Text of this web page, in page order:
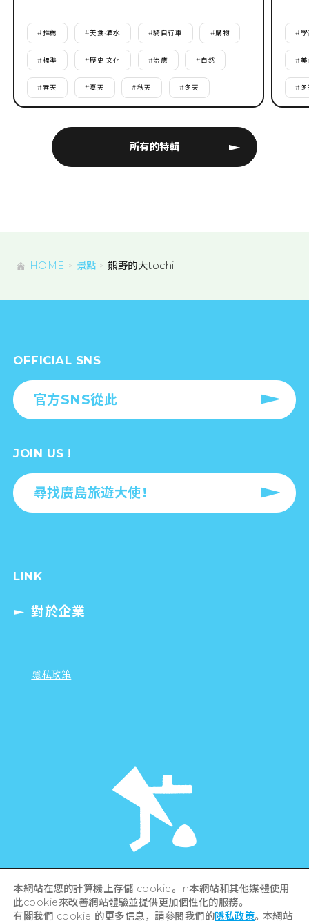
所有的特輯
#推薦 #美食·酒水 #騎自行車 #購物
#標準 #歷史·文化 #治癒 #自然
#春天 #夏天 #秋天 #冬天
# 學
#美
#冬
HOME 景點 熊野的大tochi
OFFICIAL SNS
官方SNS從此
JOIN US !
尋找廣島旅遊大使！
LINK
對於企業
隱私政策
Hiroshima Prefecture / Hiroshima City .
All rights reserved
本網站在您的計算機上存儲 cookie。 n本網站和其他媒體使用
此cookie來改善網站體驗並提供更加個性化的服務。
有關我們 cookie 的更多信息，請參閱我們的隱私政策。本網站